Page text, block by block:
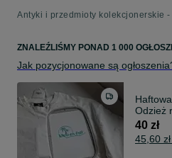
ZNALEŹLIŚMY PONAD 1 000
Jak pozycjonowane są
Odzież
ceny
40 zł
45,60